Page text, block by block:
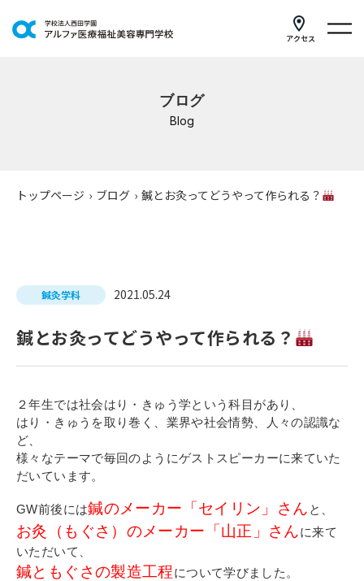
アクセス
研修・講座
公共職業訓練
よくあるご質問
在校生の皆さまへ
卒業生の皆さまへ
新着情報
ブログ
ブログ
Blog
トップページ › ブログ › 鍼とお灸ってどうやって作られる？
鍼灸学科 2021.05.24
鍼とお灸ってどうやって作られる？
２年生では社会はり・きゅう学という科目があり、
はり・きゅうを取り巻く、業界や社会情勢、人々の認識な
ど、
様々なテーマで毎回のようにゲストスピーカーに来ていた
だいています。
GW前後には鍼のメーカー「セイリン」さん と、
お灸（もぐさ）のメーカー「山正」さんに来て
いただいて、
鍼ともぐさの製造工程について学びました。